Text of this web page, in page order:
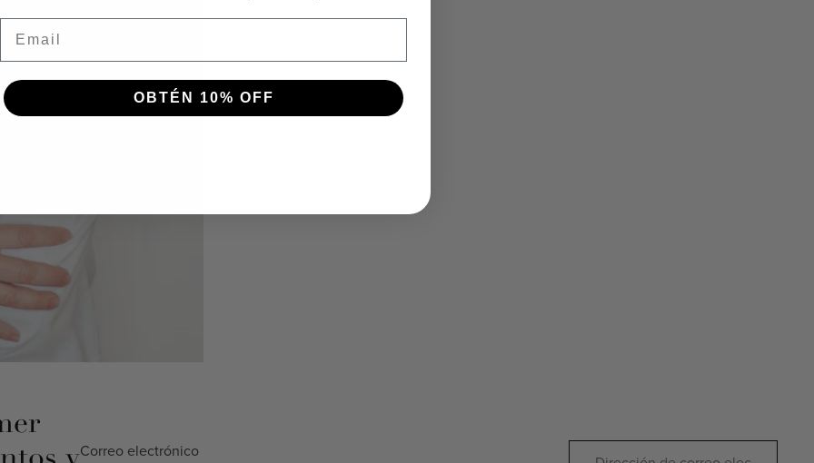
Correo electrónico
OBTÉN 10% OFF